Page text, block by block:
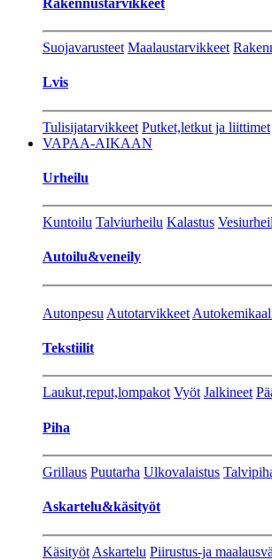
Suojavarusteet Maalaustarvikkeet
Lvis
Tulisijatarvikkeet Putket,letkut ja liittimet
VAPAA-AIKAAN
Urheilu
Kuntoilu Talviurheilu Kalastus
Autoilu&veneily
Autonpesu Autotarvikkeet
Tekstiilit
Laukut,reput,lompakot Vyöt Jalkineet
Piha
Grillaus Puutarha Ulkovalaistus
Askartelu&käsityöt
Käsityöt Askartelu Piirustus-ja